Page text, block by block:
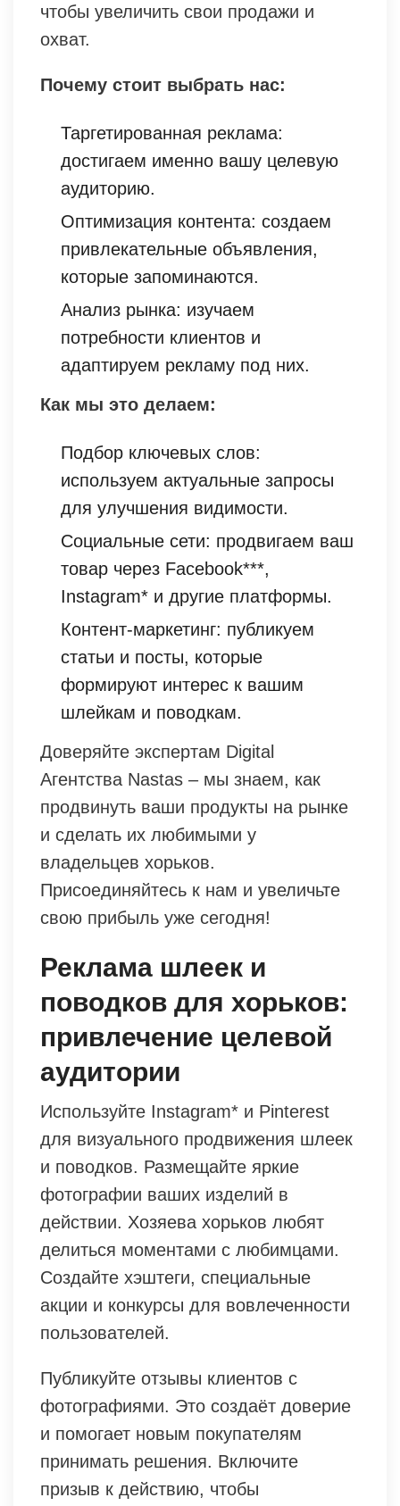
чтобы увеличить свои продажи и
охват.
Почему стоит выбрать нас:
Таргетированная реклама:
достигаем именно вашу целевую
аудиторию.
Оптимизация контента: создаем
привлекательные объявления,
которые запоминаются.
Анализ рынка: изучаем
потребности клиентов и
адаптируем рекламу под них.
Как мы это делаем:
Подбор ключевых слов:
используем актуальные запросы
для улучшения видимости.
Социальные сети: продвигаем ваш
товар через Facebook***,
Instagram* и другие платформы.
Контент-маркетинг: публикуем
статьи и посты, которые
формируют интерес к вашим
шлейкам и поводкам.
Доверяйте экспертам Digital
Агентства Nastas – мы знаем, как
продвинуть ваши продукты на рынке
и сделать их любимыми у
владельцев хорьков.
Присоединяйтесь к нам и увеличьте
свою прибыль уже сегодня!
Реклама шлеек и
поводков для хорьков:
привлечение целевой
аудитории
Используйте Instagram* и Pinterest
для визуального продвижения шлеек
и поводков. Размещайте яркие
фотографии ваших изделий в
действии. Хозяева хорьков любят
делиться моментами с любимцами.
Создайте хэштеги, специальные
акции и конкурсы для вовлеченности
пользователей.
Публикуйте отзывы клиентов с
фотографиями. Это создаёт доверие
и помогает новым покупателям
принимать решения. Включите
призыв к действию, чтобы